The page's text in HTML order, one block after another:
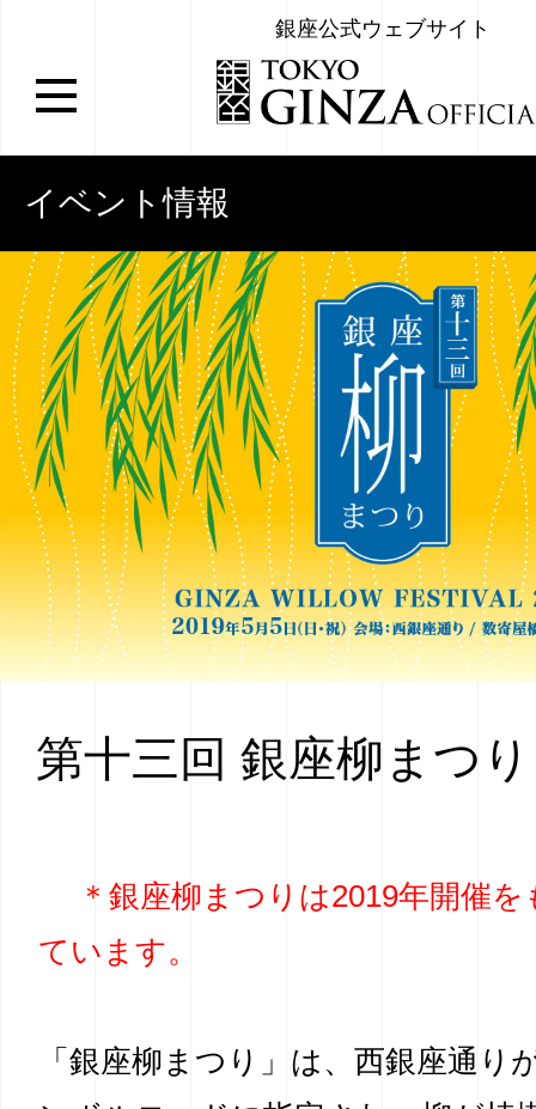
銀座公式ウェブサイト
イベント情報
第十三回 銀座柳ま
＊銀座柳まつりは2019年開催
ています。
「銀座柳まつり」は、西銀座通り